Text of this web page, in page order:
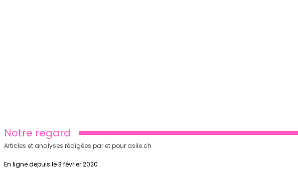
Notre regard
Articles et analyses rédigées par et pour asile.ch
En ligne depuis le 3 février 2020